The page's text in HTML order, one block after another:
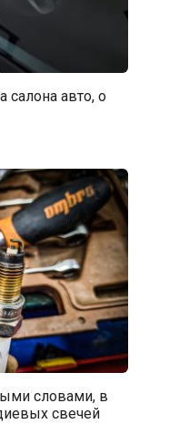
салона авто, о
словами, в
свечей